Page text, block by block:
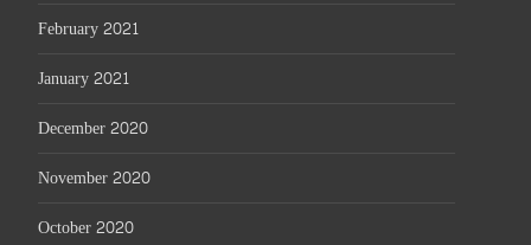
February 2021
January 2021
December 2020
November 2020
October 2020